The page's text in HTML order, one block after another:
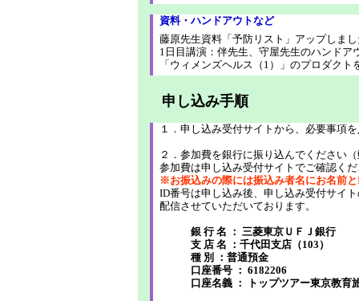
資料・ハンドアウトなど
藤原先生資料「予防リスト」アップしま
1日目講演：伴先生、守屋先生のハンドア
「ウィメンズヘルス（1）」のプロダクト
申し込み手順
１．申し込み受付サイトから、必要事項
２．参加費を銀行に振り込んでください
参加費は申し込み受付サイトでご確認く
※お振込みの際には振込み者名にお名前
ID番号は申し込み後、申し込み受付サイ
配信させていただいております。
銀 行 名 ： 三菱東京ＵＦＪ銀行
支 店 名 ：千代田支店（103）
種 別 ：普通預金
口座番号 ： 6182206
口座名義 ： トップツアー東京教育